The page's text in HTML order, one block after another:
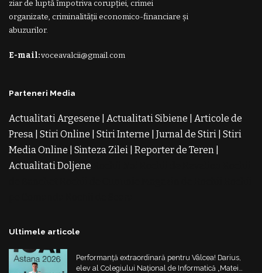
ziar de luptă împotriva corupției, crimei
organizate, criminalității economico-financiare și
abuzurilor.
E-mail:voceavalcii@gmail.com
Parteneri Media
Actualitati Argesene Actualitati Sibiene
Articole de
Presa Stiri Online Stiri Interne Jurnal de Stiri Stiri
Media Online
Sinteza Zilei Reporter de Teren
Actualitati Doljene
Ultimele articole
Performanță extraordinară pentru Vâlcea! Darius,
elev al Colegiului Național de Informatică „Matei